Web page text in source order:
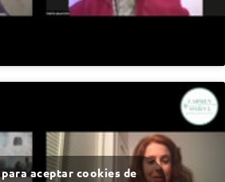
para aceptar cookies de